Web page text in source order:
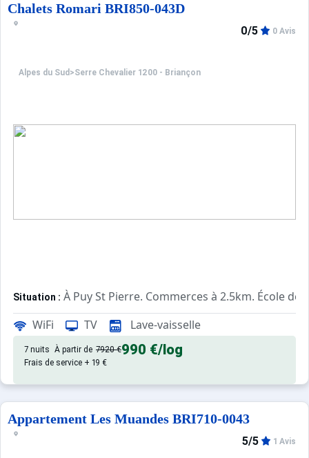
Chalets Romari BRI850-043D
Alpes du Sud >Serre Chevalier 1200 - Briançon
0/5 0 Avis
Situation : À Puy St Pierre. Commerces à 2.5km. École
Chalet :Confortable et tout équipé. Avec terrasse,
WiFi TV Lave-vaisselle
7 nuits À partir de 7920 €990 €/log
Frais de service + 19 €
Appartement Les Muandes BRI710-0043
5/5 1 Avis